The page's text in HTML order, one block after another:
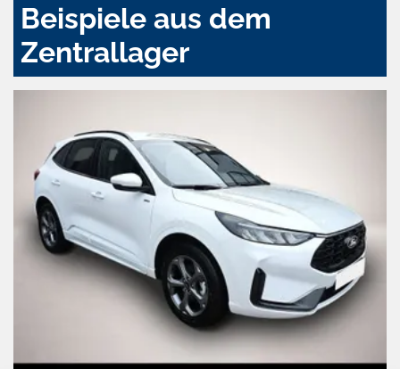
Beispiele aus dem
Zentrallager